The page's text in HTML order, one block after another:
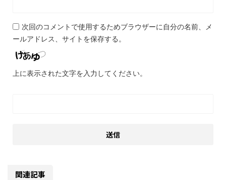
次回のコメントで使用するためブラウザーに自分の名前、メ
ールアドレス、サイトを保存する。
上に表示された文字を入力してください。
関連記事